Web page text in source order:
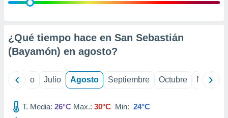
e
mediante
publicidad
¿Qué tiempo hace en San Sebastián
(Bayamón) en agosto?
Junio Julio Agosto Septiembre Octubre
T. Media: 26°C Max.: 30°C Min: 24°C